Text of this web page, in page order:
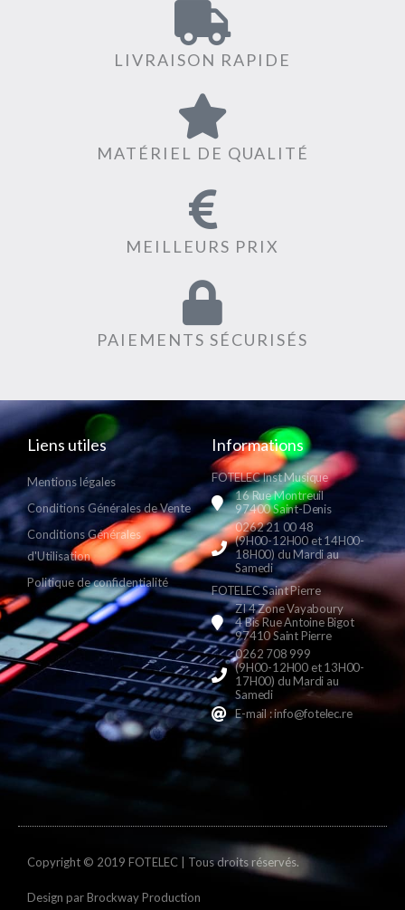
LIVRAISON RAPIDE
MATÉRIEL DE QUALITÉ
MEILLEURS PRIX
PAIEMENTS SÉCURISÉS
Liens utiles
Mentions légales
Conditions Générales de Vente
Conditions Générales
d'Utilisation
Politique de confidentialité
Informations
FOTELEC Inst Musique
16 Rue Montreuil
97400 Saint-Denis
0262 21 00 48
(9H00-12H00 et 14H00-
18H00) du Mardi au
Samedi
FOTELEC Saint Pierre
ZI 4 Zone Vayaboury
4 Bis Rue Antoine Bigot
97410 Saint Pierre
0262 708 999
(9H00-12H00 et 13H00-
17H00) du Mardi au
Samedi
E-mail : info@fotelec.re
Copyright © 2019 FOTELEC | Tous droits réservés.
Design parBrockway Production